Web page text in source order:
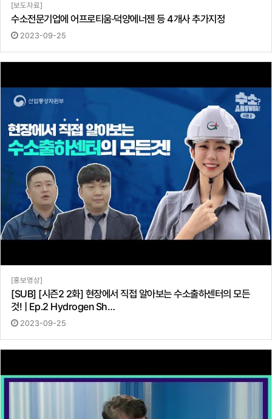
[보도자료]
수소전문기업에 어프로티움·덕양에너젠 등 4개사 추가지정
2023-09-25
[홍보영상]
[SUB] [시즌2 2화] 현장에서 직접 알아보는 수소출하센터의 모든
것! | Ep.2 Hydrogen Sh…
2023-09-25